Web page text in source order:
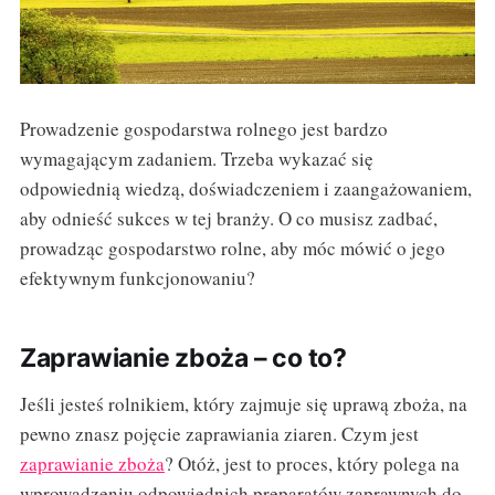
Prowadzenie gospodarstwa rolnego jest bardzo
wymagającym zadaniem. Trzeba wykazać się
odpowiednią wiedzą, doświadczeniem i zaangażowaniem,
aby odnieść sukces w tej branży. O co musisz zadbać,
prowadząc gospodarstwo rolne, aby móc mówić o jego
efektywnym funkcjonowaniu?
Zaprawianie zboża – co to?
Jeśli jesteś rolnikiem, który zajmuje się uprawą zboża, na
pewno znasz pojęcie zaprawiania ziaren. Czym jest
zaprawianie zboża? Otóż, jest to proces, który polega na